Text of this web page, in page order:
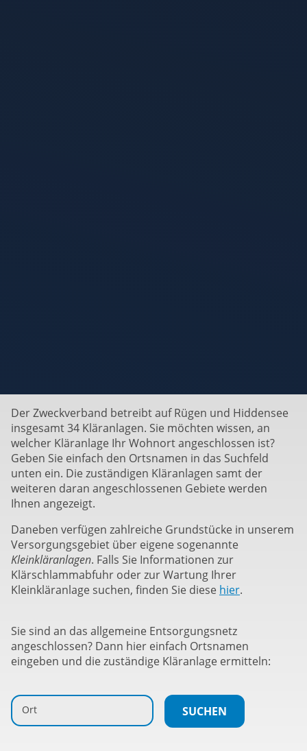
Der Zweckverband betreibt auf Rügen und Hiddensee
insgesamt 34 Kläranlagen. Sie möchten wissen, an
welcher Kläranlage Ihr Wohnort angeschlossen ist?
Geben Sie einfach den Ortsnamen in das Suchfeld
unten ein. Die zuständigen Kläranlagen samt der
weiteren daran angeschlossenen Gebiete werden
Ihnen angezeigt.
Daneben verfügen zahlreiche Grundstücke in unserem
Versorgungsgebiet über eigene sogenannte
Kleinkläranlagen. Falls Sie Informationen zur
Klärschlammabfuhr oder zur Wartung Ihrer
Kleinkläranlage suchen, finden Sie diese hier.
Sie sind an das allgemeine Entsorgungsnetz
angeschlossen? Dann hier einfach Ortsnamen
eingeben und die zuständige Kläranlage ermitteln:
Ort